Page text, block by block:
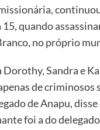
quando
no próprio
Dorothy, Sandra e
de
de Anapu,
foi a do